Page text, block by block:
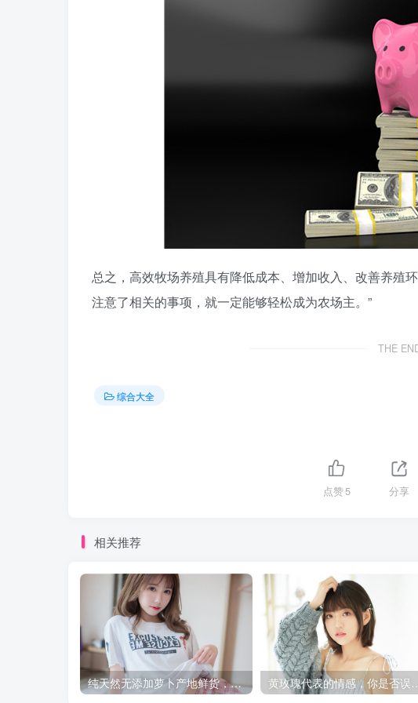
总之，高效牧场养殖具有降低成本、增加收入、改善养殖
注意了相关的事项，就一定能够轻松成为农场主。”
THE
综合大全
点赞5 分享
相关推荐
纯天然无添加萝卜产地鲜货，健康美味从此开始！ 黄玫瑰代表的